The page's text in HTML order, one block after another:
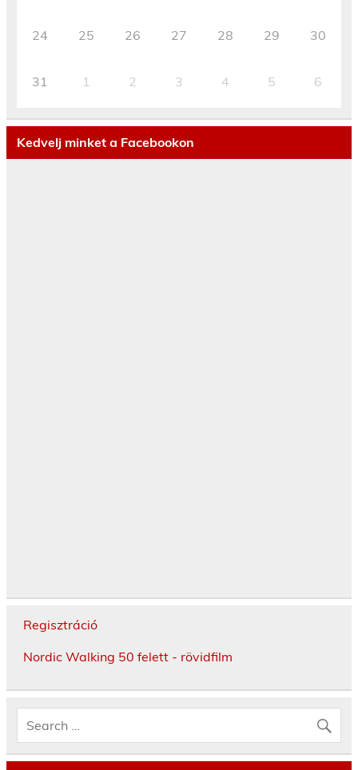
24 25 26 27 28 29 30
31 1 2 3 4 5 6
Kedvelj minket a Facebookon
Regisztráció
Nordic Walking 50 felett - rövidfilm